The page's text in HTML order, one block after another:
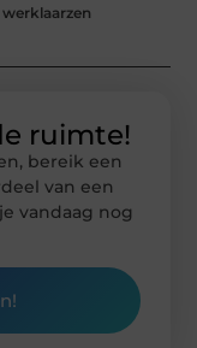
ruimte!
bereik een
van een
vandaag nog